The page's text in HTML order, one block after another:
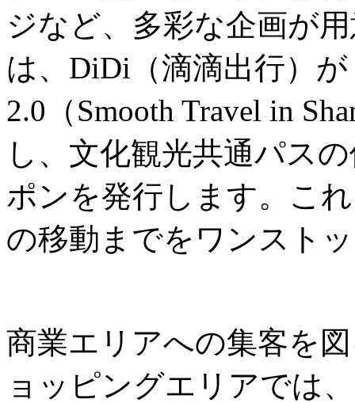
ジなど、多彩な企画が
は、DiDi（滴滴出行）
2.0（Smooth Travel in
し、文化観光共通パス
ポンを発行します。こ
の移動までをワンスト
商業エリアへの集客を
ョッピングエリアでは